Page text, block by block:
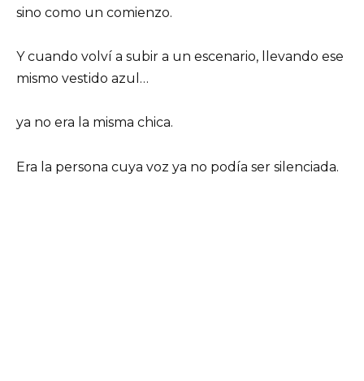
sino como un comienzo.
Y cuando volví a subir a un escenario, llevando ese
mismo vestido azul…
ya no era la misma chica.
Era la persona cuya voz ya no podía ser silenciada.